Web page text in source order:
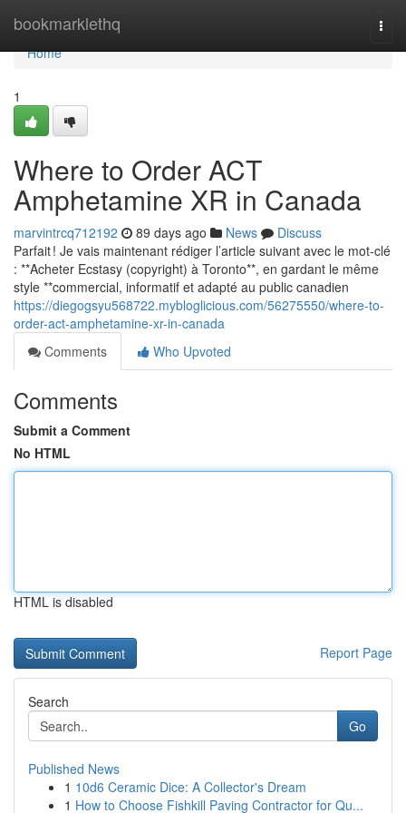
bookmarklethq
Home
Home
1
Where to Order ACT
Amphetamine XR in Canada
marvintrcq712192 89 days ago News
Discuss
Parfait ! Je vais maintenant rédiger l’article suivant avec le mot-clé
: **Acheter Ecstasy (copyright) à Toronto**, en gardant le même
style **commercial, informatif et adapté au public canadien
https://diegogsyu568722.mybloglicious.com/56275550/where-to-
order-act-amphetamine-xr-in-canada
Comments
Who Upvoted
Comments
Submit a Comment
No HTML
HTML is disabled
Report Page
Search
Go
Published News
1 10d6 Ceramic Dice: A Collector's Dream
1 How to Choose Fishkill Paving Contractor for Qu...